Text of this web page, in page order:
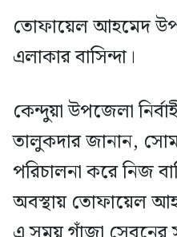
তোফায়েল আহমেদ
এলাকার বাসিন্দা।
কেন্দুয়া উপজেলা
তালুকদার জানান,
পরিচালনা করে নিজ
অবস্থায় তোফায়েল